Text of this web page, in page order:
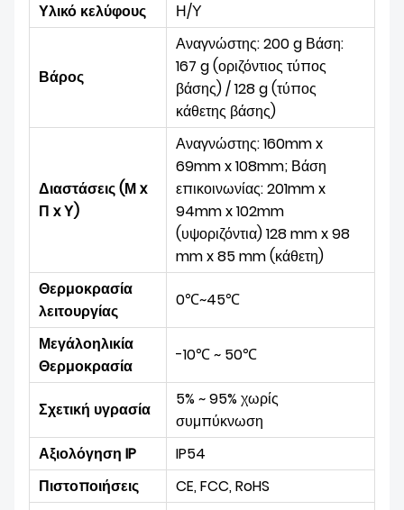
Υλικό κελύφους
Η/Υ
Βάρος
Αναγνώστης: 200 g Βάση:
167 g (οριζόντιος τύπος
βάσης) / 128 g (τύπος
κάθετης βάσης)
Διαστάσεις (Μ x
Π x Υ)
Αναγνώστης: 160mm x
69mm x 108mm; Βάση
επικοινωνίας: 201mm x
94mm x 102mm
(υψοριζόντια) 128 mm x 98
mm x 85 mm (κάθετη)
Θερμοκρασία
λειτουργίας
0℃~45℃
Μεγάλοηλικία
Θερμοκρασία
-10℃ ~ 50℃
Σχετική υγρασία
5% ~ 95% χωρίς
συμπύκνωση
Αξιολόγηση IP
IP54
Πιστοποιήσεις
CE, FCC, RoHS